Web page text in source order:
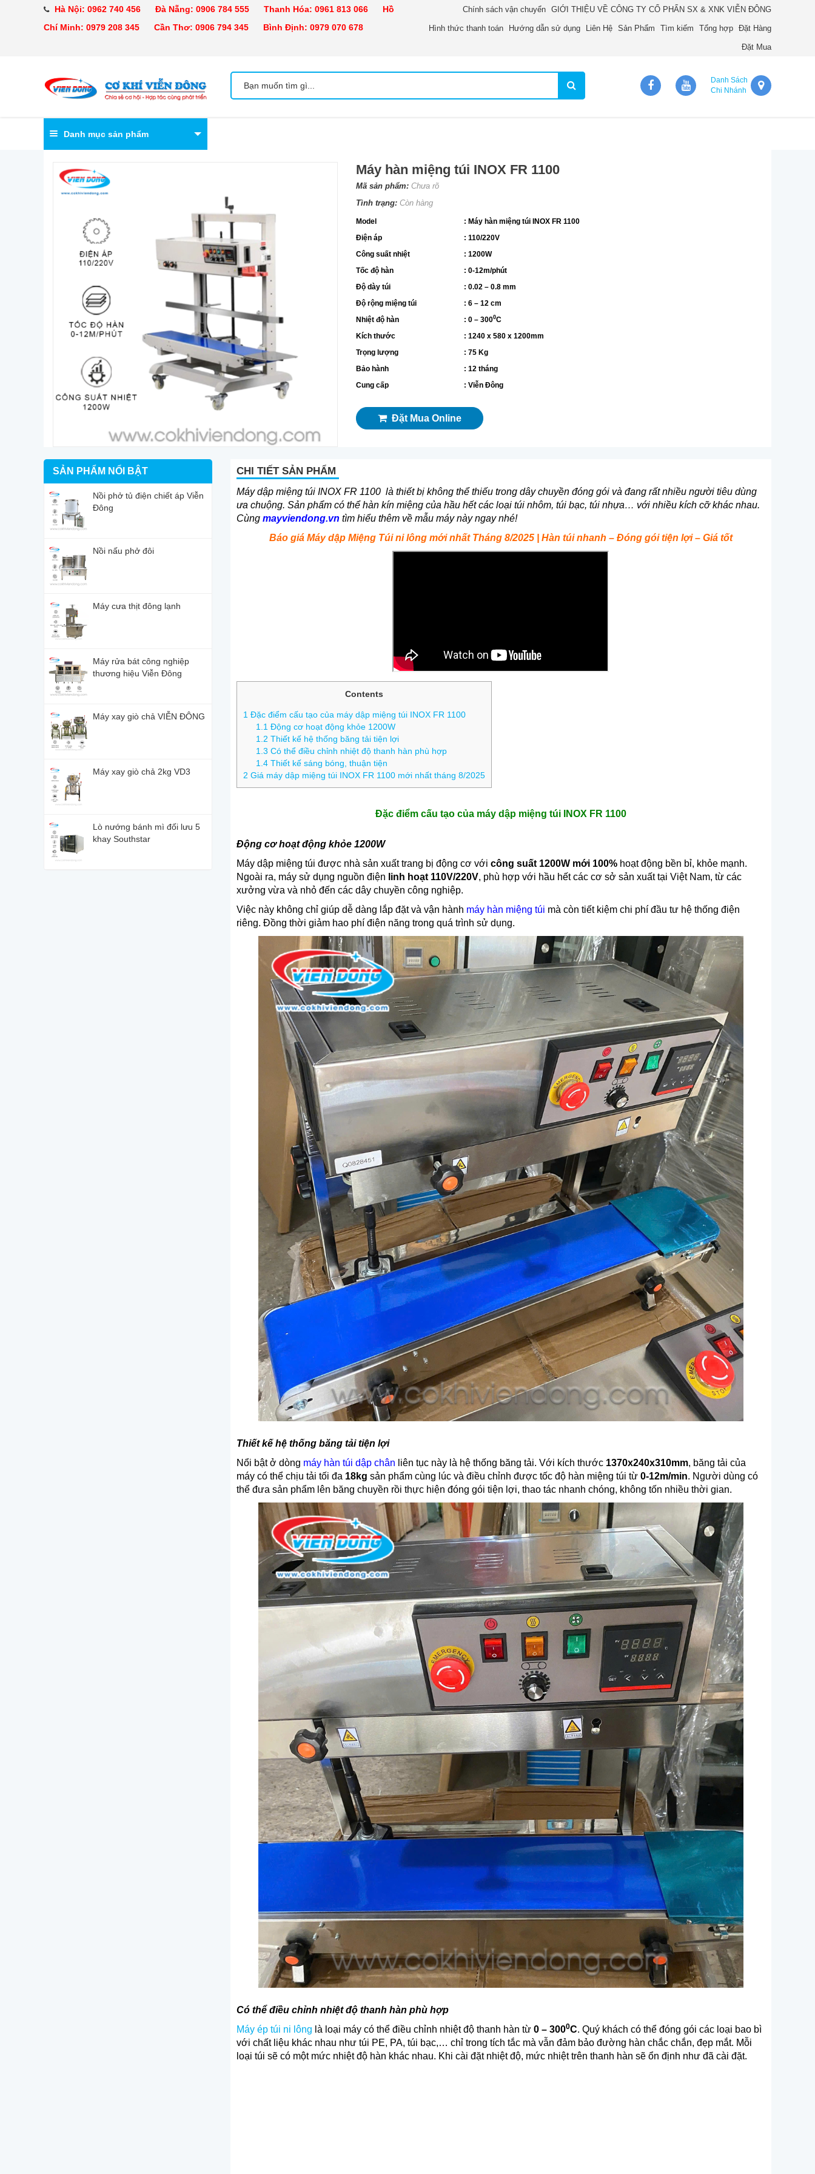
Hà Nội: 0962 740 456 Đà Nẵng: 0906 784 555 Thanh Hóa: 0961 813 066 Hồ
Chí Minh: 0979 208 345 Cần Thơ: 0906 794 345 Bình Định: 0979 070 678
Chính sách vận chuyển GIỚI THIỆU VỀ CÔNG TY CỔ PHẨN SX & XNK VIỄN ĐÔNG
Hình thức thanh toán Hướng dẫn sử dụng Liên Hệ Sản Phẩm Tìm kiếm Tổng hợp Đặt Hàng
Đặt Mua
Danh Sách
Chi Nhánh
Danh mục sản phẩm
Máy hàn miệng túi INOX FR 1100
Mã sản phẩm: Chưa rõ
Tình trạng: Còn hàng
Model
: Máy hàn miệng túi INOX FR 1100
Điện áp
: 110/220V
Công suất nhiệt
: 1200W
Tốc độ hàn
: 0-12m/phút
Độ dày túi
: 0.02 – 0.8 mm
Độ rộng miệng túi
: 6 – 12 cm
Nhiệt độ hàn
: 0 – 3000C
Kích thước
: 1240 x 580 x 1200mm
Trọng lượng
: 75 Kg
Bảo hành
: 12 tháng
Cung cấp
: Viễn Đông
Đặt Mua Online
CHI TIẾT SẢN PHẨM
Máy dập miệng túi INOX FR 1100 là thiết bị không thể thiếu trong dây chuyền đóng gói và đang rất nhiều người tiêu dùng
ưa chuộng. Sản phẩm có thể hàn kín miệng của hầu hết các loại túi nhôm, túi bạc, túi nhựa… với nhiều kích cỡ khác nhau.
Cùngmayviendong.vn tìm hiểu thêm về mẫu máy này ngay nhé!
Báo giá Máy dập Miệng Túi ni lông mới nhất Tháng 8/2025 | Hàn túi nhanh – Đóng gói tiện lợi – Giá tốt
Contents
1 Đặc điểm cấu tạo của máy dập miệng túi INOX FR 1100
1.1 Động cơ hoạt động khỏe 1200W
1.2 Thiết kế hệ thống băng tải tiện lợi
1.3 Có thể điều chỉnh nhiệt độ thanh hàn phù hợp
1.4Thiết kế sáng bóng, thuận tiện
2 Giá máy dập miệng túi INOX FR 1100 mới nhất tháng 8/2025
Đặc điểm cấu tạo của máy dập miệng túi INOX FR 1100
Động cơ hoạt động khỏe 1200W
Máy dập miệng túi được nhà sản xuất trang bị động cơ với công suất 1200W mới 100%hoạt động bền bỉ, khỏe mạnh.
Ngoài ra, máy sử dụng nguồn điện linh hoạt 110V/220V, phù hợp với hầu hết các cơ sở sản xuất tại Việt Nam, từ các
xưởng vừa và nhỏ đến các dây chuyền công nghiệp.
Việc này không chỉ giúp dễ dàng lắp đặt và vận hành máy hàn miệng túi mà còn tiết kiệm chi phí đầu tư hệ thống điện
riêng. Đồng thời giảm hao phí điện năng trong quá trình sử dụng.
Thiết kế hệ thống băng tải tiện lợi
Nổi bật ở dòng máy hàn túi dập chân liên tục này là hệ thống băng tải. Với kích thước 1370x240x310mm, băng tải của
máy có thể chịu tải tối đa 18kg sản phẩm cùng lúc và điều chỉnh được tốc độ hàn miệng túi từ 0-12m/min. Người dùng có
thể đưa sản phẩm lên băng chuyền rồi thực hiện đóng gói tiện lợi, thao tác nhanh chóng, không tốn nhiều thời gian.
Có thể điều chỉnh nhiệt độ thanh hàn phù hợp
Máy ép túi ni lông là loại máy có thể điều chỉnh nhiệt độ thanh hàn từ 0 – 3000C. Quý khách có thể đóng gói các loại bao bì
với chất liệu khác nhau như túi PE, PA, túi bạc,… chỉ trong tích tắc mà vẫn đảm bảo đường hàn chắc chắn, đẹp mắt. Mỗi
loại túi sẽ có một mức nhiệt độ hàn khác nhau. Khi cài đặt nhiệt độ, mức nhiệt trên thanh hàn sẽ ổn định như đã cài đặt.
SẢN PHẨM NỔI BẬT
Nồi phở tủ điện chiết áp Viễn
Đông
Nồi nấu phở đôi
Máy cưa thịt đông lạnh
Máy rửa bát công nghiệp
thương hiệu Viễn Đông
Máy xay giò chả VIỄN ĐÔNG
Máy xay giò chả 2kg VD3
Lò nướng bánh mì đối lưu 5
khay Southstar